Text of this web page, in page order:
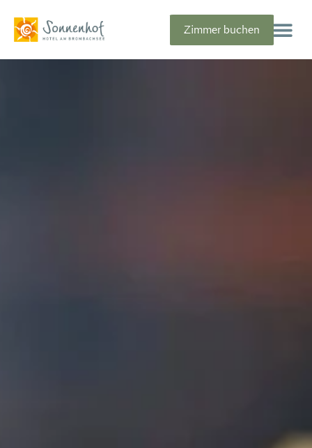
Zimmer buchen